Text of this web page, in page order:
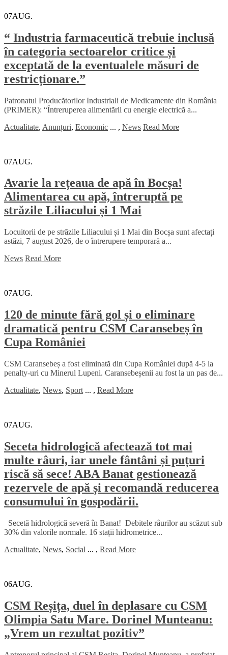
07AUG.
“ Industria farmaceutică trebuie inclusă
în categoria sectoarelor critice și
exceptată de la eventualele măsuri de
restricționare.”
Patronatul Producătorilor Industriali de Medicamente din România
(PRIMER): “Întreruperea alimentării cu energie electrică a...
Actualitate, Anunțuri, Economic ... , News Read More
07AUG.
Avarie la rețeaua de apă în Bocșa!
Alimentarea cu apă, întreruptă pe
străzile Liliacului și 1 Mai
Locuitorii de pe străzile Liliacului și 1 Mai din Bocșa sunt afectați
astăzi, 7 august 2026, de o întrerupere temporară a...
News Read More
07AUG.
120 de minute fără gol și o eliminare
dramatică pentru CSM Caransebeș în
Cupa României
CSM Caransebeș a fost eliminată din Cupa României după 4-5 la
penalty-uri cu Minerul Lupeni. Caransebeșenii au fost la un pas de...
Actualitate, News, Sport ... , Read More
07AUG.
Seceta hidrologică afectează tot mai
multe râuri, iar unele fântâni și puțuri
riscă să sece! ABA Banat gestionează
rezervele de apă și recomandă reducerea
consumului în gospodării.
Secetă hidrologică severă în Banat! Debitele râurilor au scăzut sub
30% din valorile normale. 16 stații hidrometrice...
Actualitate, News, Social ... , Read More
06AUG.
CSM Reșița, duel în deplasare cu CSM
Olimpia Satu Mare. Dorinel Munteanu:
„Vrem un rezultat pozitiv”